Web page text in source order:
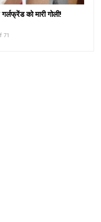
को मारी गोली!
71